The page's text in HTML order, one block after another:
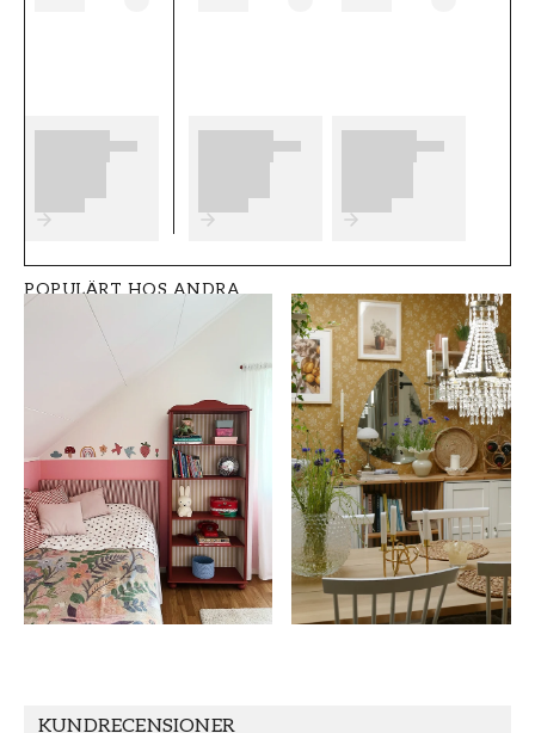
Produktdetaljer
SKU
FT0553-358004 Eijffinger
STIL
Gammaldags 0,52
HÖJD (m) MÖNSTER
Blommig
KOLLEKTION
Masterpiece
FÄRG
Gul
MÖNSTER HÖJD (cm)
64
TAPETTYP
Papperstapet
POPULÄRT HOS ANDRA
KUNDRECENSIONER